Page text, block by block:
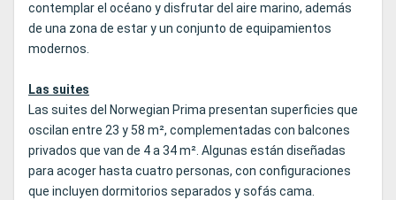
contemplar el océano y disfrutar del aire marino, además
de una zona de estar y un conjunto de equipamientos
modernos.
Las suites
Las suites del Norwegian Prima presentan superficies que
oscilan entre 23 y 58 m², complementadas con balcones
privados que van de 4 a 34 m². Algunas están diseñadas
para acoger hasta cuatro personas, con configuraciones
que incluyen dormitorios separados y sofás cama.